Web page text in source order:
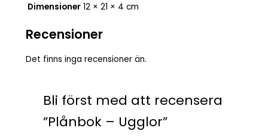
Dimensioner 12 × 21 × 4 cm
Recensioner
Det finns inga recensioner än.
Bli först med att recensera
”Plånbok – Ugglor”